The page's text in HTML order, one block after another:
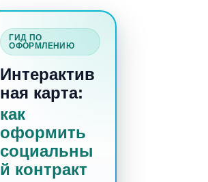
ГИД ПО
ОФОРМЛЕНИЮ
Интерактив
ная карта:
как
оформить
социальны
й контракт